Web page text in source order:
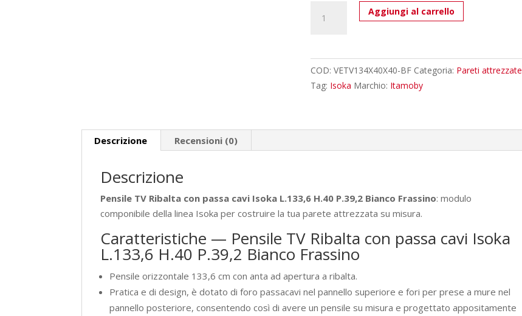
passa
cavi
H.40
Aggiungi al carrello
COD: VETV134X40X40-BF Categoria: Pareti attrezzate
Tag: Isoka Marchio: Itamoby
Descrizione Recensioni (0)
Descrizione
Pensile TV Ribalta con passa cavi Isoka L.133,6 H.40 P.39,2 Bianco Frassino: modulo
componibile della linea Isoka per costruire la tua parete attrezzata su misura.
Caratteristiche — Pensile TV Ribalta con passa cavi Isoka
L.133,6 H.40 P.39,2 Bianco Frassino
Pensile orizzontale 133,6 cm con anta ad apertura a ribalta.
Pratica e di design, è dotato di foro passacavi nel pannello superiore e fori per prese a mure nel
pannello posteriore, consentendo così di avere un pensile su misura e progettato appositamente